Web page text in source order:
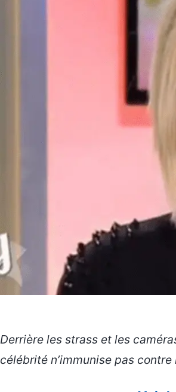
Derrière les strass et les
célébrité n’immunise pas